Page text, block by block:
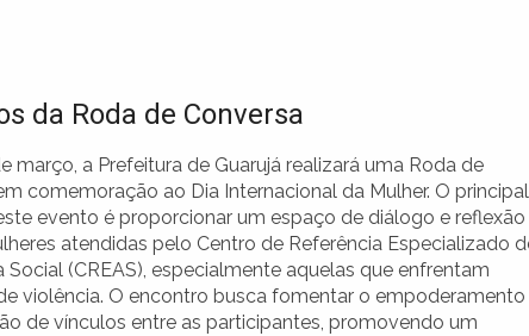
da Roda de Conversa
março, a Prefeitura de Guarujá realizará uma Roda de
comemoração ao Dia Internacional da Mulher. O principal
evento é proporcionar um espaço de diálogo e reflexão
atendidas pelo Centro de Referência Especializado
Social (CREAS), especialmente aquelas que enfrentam
violência. O encontro busca fomentar o empoderamento
de vínculos entre as participantes, promovendo um